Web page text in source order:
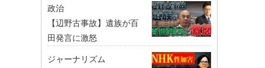
政治
【辺野古事故】遺族が百
田発言に激怒
ジャーナリズム